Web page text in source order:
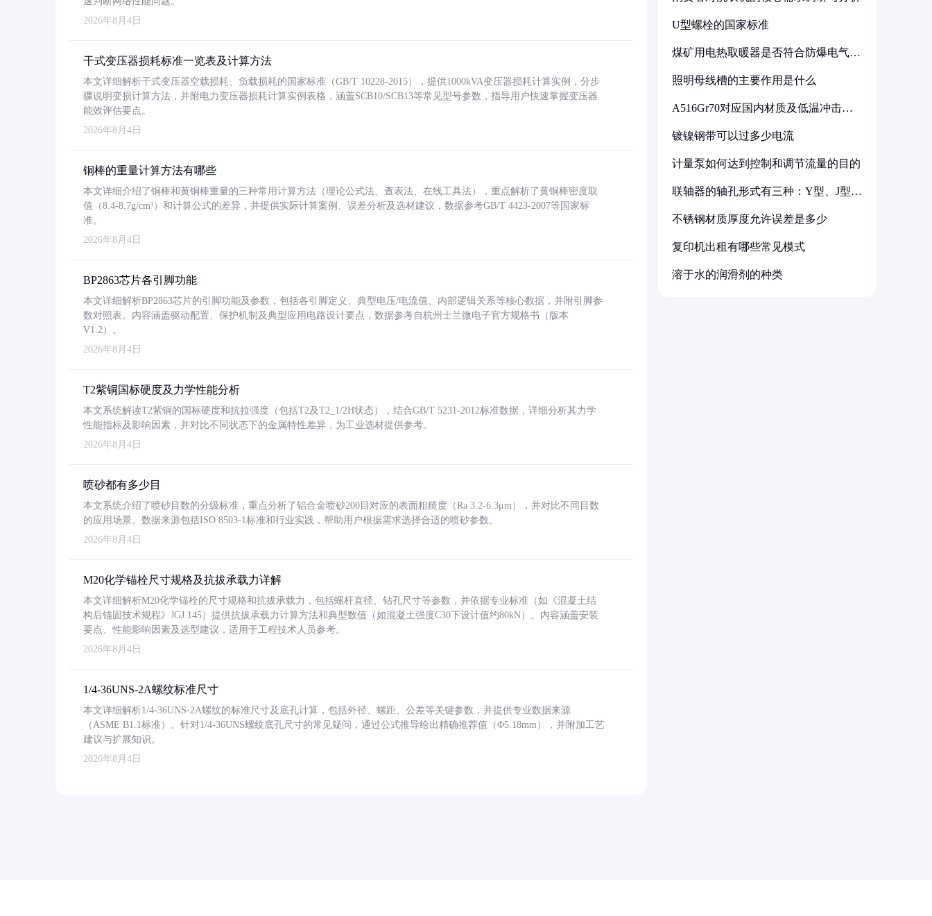
2026年8月4日
干式变压器损耗标准一览表及计算方法
本文详细解析干式变压器空载损耗、负载损耗的国家标准（GB/T 10228-2015），提供1000kVA变压器损耗计算实例，分步
骤说明变损计算方法，并附电力变压器损耗计算实例表格，涵盖SCB10/SCB13等常见型号参数，指导用户快速掌握变压器
能效评估要点。
2026年8月4日
铜棒的重量计算方法有哪些
本文详细介绍了铜棒和黄铜棒重量的三种常用计算方法（理论公式法、查表法、在线工具法），重点解析了黄铜棒密度取
值（8.4-8.7g/cm³）和计算公式的差异，并提供实际计算案例、误差分析及选材建议，数据参考GB/T 4423-2007等国家标
准。
2026年8月4日
BP2863芯片各引脚功能
本文详细解析BP2863芯片的引脚功能及参数，包括各引脚定义、典型电压/电流值、内部逻辑关系等核心数据，并附引脚参
数对照表。内容涵盖驱动配置、保护机制及典型应用电路设计要点，数据参考自杭州士兰微电子官方规格书（版本
V1.2）。
2026年8月4日
T2紫铜国标硬度及力学性能分析
本文系统解读T2紫铜的国标硬度和抗拉强度（包括T2及T2_1/2H状态），结合GB/T 5231-2012标准数据，详细分析其力学
性能指标及影响因素，并对比不同状态下的金属特性差异，为工业选材提供参考。
2026年8月4日
喷砂都有多少目
本文系统介绍了喷砂目数的分级标准，重点分析了铝合金喷砂200目对应的表面粗糙度（Ra 3.2-6.3μm），并对比不同目数
的应用场景。数据来源包括ISO 8503-1标准和行业实践，帮助用户根据需求选择合适的喷砂参数。
2026年8月4日
M20化学锚栓尺寸规格及抗拔承载力详解
本文详细解析M20化学锚栓的尺寸规格和抗拔承载力，包括螺杆直径、钻孔尺寸等参数，并依据专业标准（如《混凝土结
构后锚固技术规程》JGJ 145）提供抗拔承载力计算方法和典型数值（如混凝土强度C30下设计值约80kN）。内容涵盖安装
要点、性能影响因素及选型建议，适用于工程技术人员参考。
2026年8月4日
1/4-36UNS-2A螺纹标准尺寸
本文详细解析1/4-36UNS-2A螺纹的标准尺寸及底孔计算，包括外径、螺距、公差等关键参数，并提供专业数据来源
（ASME B1.1标准）。针对1/4-36UNS螺纹底孔尺寸的常见疑问，通过公式推导给出精确推荐值（Φ5.18mm），并附加工艺
建议与扩展知识。
2026年8月4日
U型螺栓的国家标准
煤矿用电热取暖器是否符合防爆电气设
照明母线槽的主要作用是什么
A516Gr70对应国内材质及低温冲击要
镀镍钢带可以过多少电流
计量泵如何达到控制和调节流量的目的
联轴器的轴孔形式有三种：Y型、J型、
不锈钢材质厚度允许误差是多少
复印机出租有哪些常见模式
溶于水的润滑剂的种类